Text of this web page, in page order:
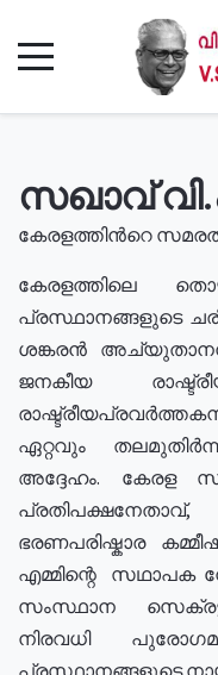
സഖാവ്
കേരളത്തിൻറെ
കേരളത്തിലെ
പ്രസ്ഥാനങ്ങളുടെ
ശങ്കരൻ
ജനകീയ
ഏറ്റവും
അദ്ദേഹം. കേരള
ഭരണപരിഷ്കാര
എമ്മിന്റെ സഥാപക
സംസ്ഥാന
നിരവധി
പ്രസ്ഥാനങ്ങളുടെ